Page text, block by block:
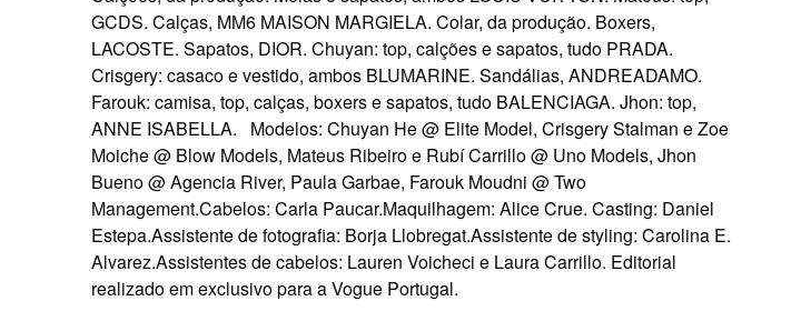
GCDS. Calças, MM6 MAISON MARGIELA. Colar, da produção. Boxers,
LACOSTE. Sapatos, DIOR. Chuyan: top, calções e sapatos, tudo PRADA.
Crisgery: casaco e vestido, ambos BLUMARINE. Sandálias, ANDREADAMO.
Farouk: camisa, top, calças, boxers e sapatos, tudo BALENCIAGA. Jhon: top,
ANNE ISABELLA. Modelos: Chuyan He @ Elite Model, Crisgery Stalman e Zoe
Moiche @ Blow Models, Mateus Ribeiro e Rubí Carrillo @ Uno Models, Jhon
Bueno @ Agencia River, Paula Garbae, Farouk Moudni @ Two
Management.Cabelos: Carla Paucar.Maquilhagem: Alice Crue. Casting: Daniel
Estepa.Assistente de fotografia: Borja Llobregat.Assistente de styling: Carolina E.
Alvarez.Assistentes de cabelos: Lauren Voicheci e Laura Carrillo. Editorial
realizado em exclusivo para a Vogue Portugal.